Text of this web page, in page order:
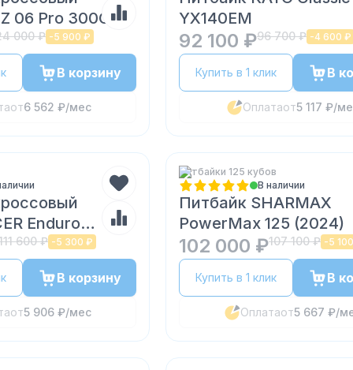
06 Pro 300CC
000 ₽ -5 900 ₽
В корзину
от6 562 ₽/мес
YX140EM
92 100 ₽96 700 ₽ -4 600 ₽
Купить в 1 клик В
Оплатаот5 117 ₽/
Enduro
600 ₽ -5 300 ₽
В корзину
от5 906 ₽/мес
Питбайки 125 кубов
В наличии
Питбайк SHARMAX
PowerMax 125 (2024)
102 000 ₽107 100 ₽ -5
Купить в 1 клик В
Оплатаот5 667 ₽/